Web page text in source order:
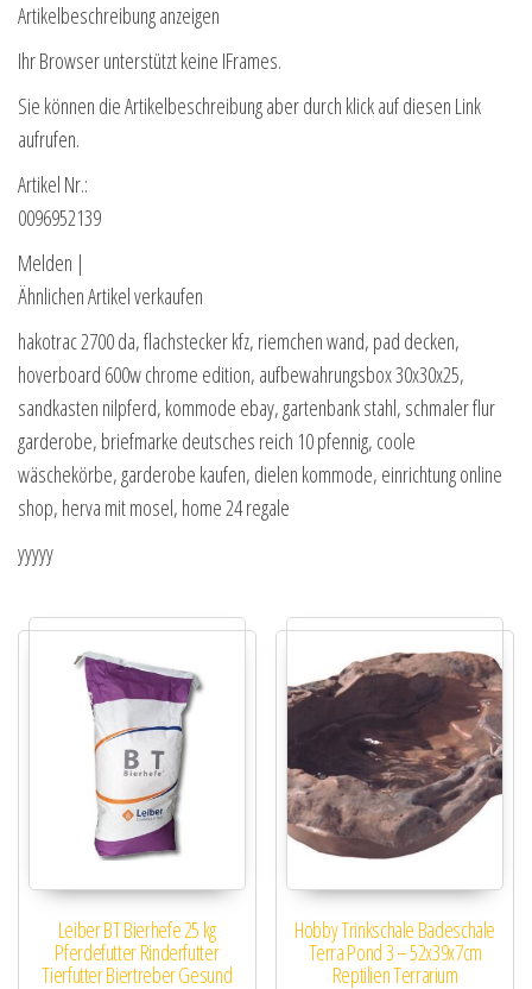
Artikelbeschreibung anzeigen
Ihr Browser unterstützt keine IFrames.
Sie können die Artikelbeschreibung aber durch klick auf diesen Link
aufrufen.
Artikel Nr.:
0096952139
Melden |
Ähnlichen Artikel verkaufen
hakotrac 2700 da, flachstecker kfz, riemchen wand, pad decken,
hoverboard 600w chrome edition, aufbewahrungsbox 30x30x25,
sandkasten nilpferd, kommode ebay, gartenbank stahl, schmaler flur
garderobe, briefmarke deutsches reich 10 pfennig, coole
wäschekörbe, garderobe kaufen, dielen kommode, einrichtung online
shop, herva mit mosel, home 24 regale
yyyyy
Leiber BT Bierhefe 25 kg
Pferdefutter Rinderfutter
Tierfutter Biertreber Gesund
Hobby Trinkschale Badeschale
Terra Pond 3 – 52x39x7cm
Reptilien Terrarium